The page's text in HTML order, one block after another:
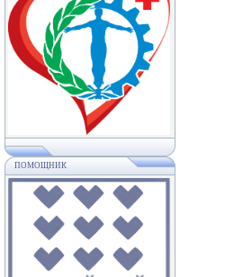
ПОМОЩНИК